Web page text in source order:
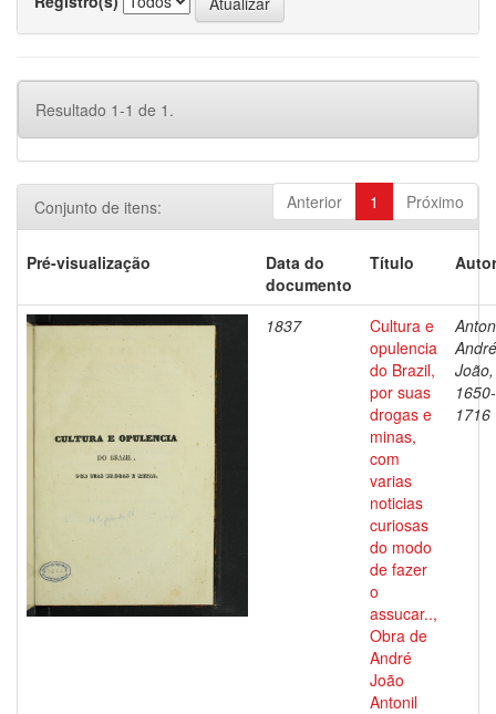
Resultado 1-1 de 1.
Anterior 1 Próximo
Conjunto de itens:
Pré-visualização
Data do
documento
Título
1837
Cultura e
opulencia
do Brazil,
por suas
drogas e
minas,
com
varias
noticias
curiosas
do modo
de fazer
o
assucar..,
Obra de
André
João
Antonil
André
João,
1650-
1716